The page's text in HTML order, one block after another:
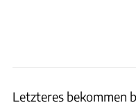
Letzteres bekommen